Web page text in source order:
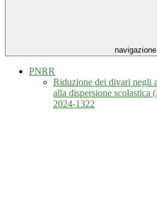
navigazione
PNRR
Riduzione dei divari negli
alla dispersione
2024-1322